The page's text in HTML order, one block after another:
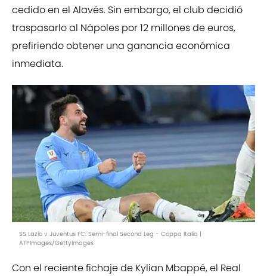
cedido en el Alavés. Sin embargo, el club decidió
traspasarlo al Nápoles por 12 millones de euros,
prefiriendo obtener una ganancia económica
inmediata.
SS Lazio v Juventus FC: Semi-final Second Leg - Coppa Italia |
ATPImages/GettyImages
Con el reciente fichaje de Kylian Mbappé, el Real